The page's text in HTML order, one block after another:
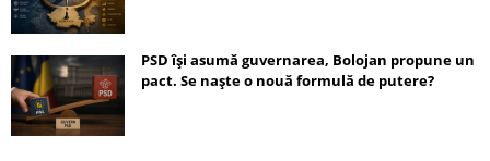
PSD își asumă guvernarea, Bolojan propune un
pact. Se naște o nouă formulă de putere?